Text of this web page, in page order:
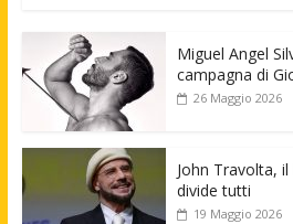
Miguel Angel
campagna di
26 Maggio 2026
John Travolta,
divide tutti
19 Maggio 2026